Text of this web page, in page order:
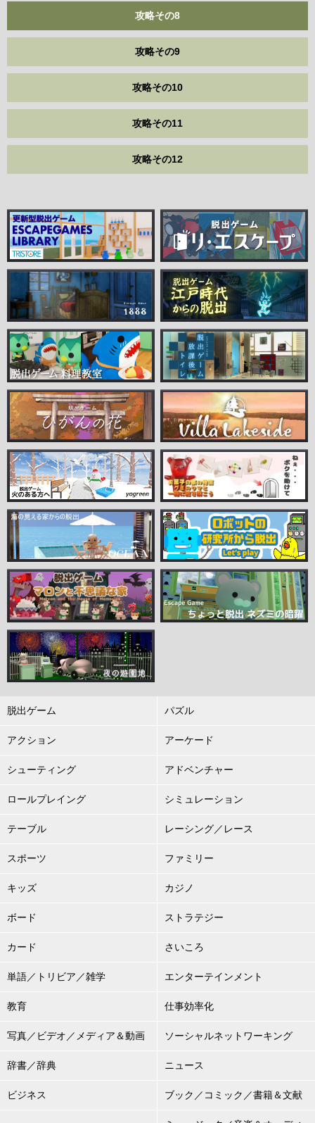
攻略その8
攻略その9
攻略その10
攻略その11
攻略その12
脱出ゲーム パズル
アクション アーケード
シューティング アドベンチャー
ロールプレイング シミュレーション
テーブル レーシング／レース
スポーツ ファミリー
キッズ カジノ
ボード ストラテジー
カード さいころ
単語／トリビア／雑学 エンターテインメント
教育 仕事効率化
写真／ビデオ／メディア＆動画 ソーシャルネットワーキング
辞書／辞典 ニュース
ビジネス ブック／コミック／書籍＆文献